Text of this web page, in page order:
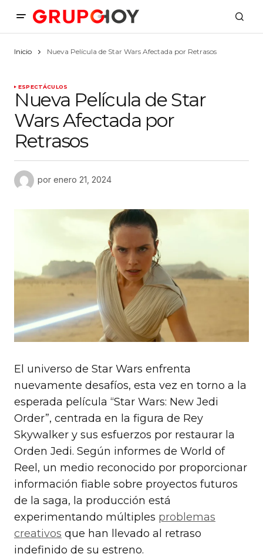
Inicio Nueva Película de Star Wars Afectada por Retrasos
ESPECTÁCULOS
Nueva Película de Star
Wars Afectada por
Retrasos
por enero 21, 2024
El universo de Star Wars enfrenta
nuevamente desafíos, esta vez en torno a la
esperada película “Star Wars: New Jedi
Order”, centrada en la figura de Rey
Skywalker y sus esfuerzos por restaurar la
Orden Jedi. Según informes de World of
Reel, un medio reconocido por proporcionar
información fiable sobre proyectos futuros
de la saga, la producción está
experimentando múltiples problemas
creativos que han llevado al retraso
indefinido de su estreno.